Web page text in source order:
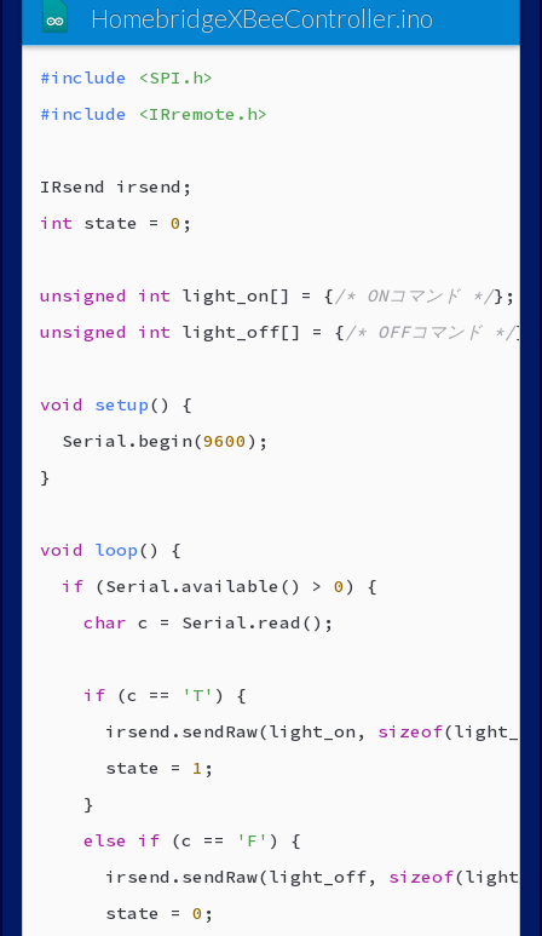
HomebridgeXBeeController.ino
#include
<SPI.h>
#include <IRremote.h>
int state = 0 ;
unsigned int light_on[] = { /* ONコマンド */
unsigned
int light_off[] = { /* OFFコマンド */};
void setup()
{
  Serial.begin(
9600);
}
void loop()
{
if (Serial.available() > 0) {
char c = Serial.read();
if (c == 'T' ) {
      irsend.sendRaw(light_on,
sizeof
      state =
1 ;
    }
else
if (c == 'F' ) {
      irsend.sendRaw(light_off,
sizeof
      state =
0 ;